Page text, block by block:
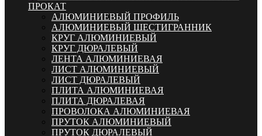
ПРОКАТ
АЛЮМИНИЕВЫЙ ПРОФИЛЬ
АЛЮМИНИЕВЫЙ ШЕСТИГРАННИК
КРУГ АЛЮМИНИЕВЫЙ
КРУГ ДЮРАЛЕВЫЙ
ЛЕНТА АЛЮМИНИЕВАЯ
ЛИСТ АЛЮМИНИЕВЫЙ
ЛИСТ ДЮРАЛЕВЫЙ
ПЛИТА АЛЮМИНИЕВАЯ
ПЛИТА ДЮРАЛЕВАЯ
ПРОВОЛОКА АЛЮМИНИЕВАЯ
ПРУТОК АЛЮМИНИЕВЫЙ
ПРУТОК ДЮРАЛЕВЫЙ